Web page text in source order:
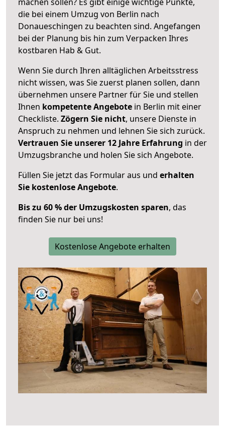
die bei einem Umzug von Berlin nach
Donaueschingen zu beachten sind. Angefangen
bei der Planung bis hin zum Verpacken Ihres
kostbaren Hab & Gut.
Wenn Sie durch Ihren alltäglichen Arbeitsstress
nicht wissen, was Sie zuerst planen sollen, dann
übernehmen unsere Partner für Sie und stellen
Ihnen kompetente Angebote in Berlin mit einer
Checkliste. Zögern Sie nicht, unsere Dienste in
Anspruch zu nehmen und lehnen Sie sich zurück.
Vertrauen Sie unserer 12 Jahre Erfahrung in der
Umzugsbranche und holen Sie sich Angebote.
Füllen Sie jetzt das Formular aus und erhalten
Sie kostenlose Angebote.
Bis zu 60 % der Umzugskosten sparen, das
finden Sie nur bei uns!
Kostenlose Angebote erhalten